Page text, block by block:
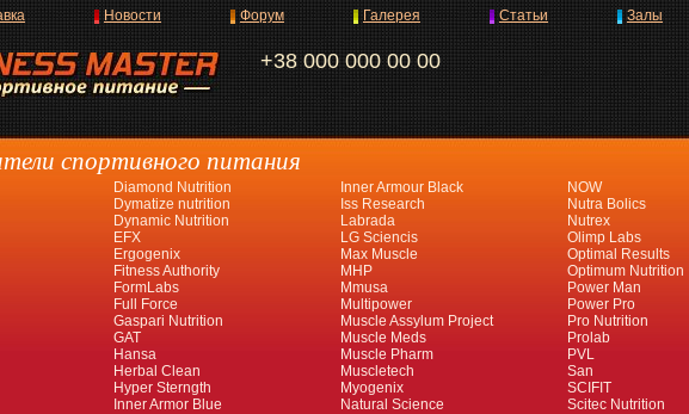
+38 000 000 00 00
Новости Форум Галерея Статьи Залы
спортивного питания
Diamond Nutrition
Dymatize nutrition
Dynamic Nutrition
EFX
Ergogenix
Fitness Authority
FormLabs
Full Force
Gaspari Nutrition
GAT
Hansa
Herbal Clean
Hyper Sterngth
Inner Armor Blue
Inner Armour Black
Iss Research
Labrada
LG Sciencis
Max Muscle
MHP
Mmusa
Multipower
Muscle Assylum Project
Muscle Meds
Muscle Pharm
Muscletech
Myogenix
Natural Science
NOW
Nutra Bolics
Nutrex
Olimp Labs
Optimal Results
Optimum Nutrition
Power Man
Power Pro
Pro Nutrition
Prolab
PVL
San
SCIFIT
Scitec Nutrition